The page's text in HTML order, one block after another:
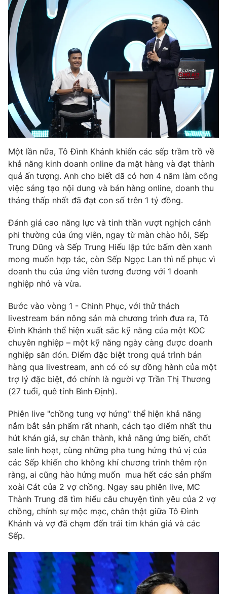
Theo dõi báo trên
Cơ quan chủ quản:
Đài Truyền hình Việt Nam
Cơ quan báo chí:
Thời báo VTV
Giấy phép hoạt động báo in và báo điện tử số 483/GP-BTTTT
cấp ngày 29/12/2023
Tổng Biên tập:Vũ Thanh Thủy
Phó Tổng Biên tập:Nguyễn Thị Mỹ Hạnh, Phạm Quốc Thắng,
Nguyễn Trọng Ninh
Tổng đài VTV:024.38 355 931 - 024.38 355 932
Email:
toasoan@vtv.vn
Liên hệ quảng cáo:024-7300.7108
® Cấm sao chép dưới mọi hình thức nếu không có sự chấp
thuận bằng văn bản. Ghi rõ nguồn VTV.vn khi phát hành lại
thông tin từ website này.
Một lần nữa, Tô Đình Khánh khiến các sếp trầm trồ về
khả năng kinh doanh online đa mặt hàng và đạt thành
quả ấn tượng. Anh cho biết đã có hơn 4 năm làm công
việc sáng tạo nội dung và bán hàng online, doanh thu
tháng thấp nhất đã đạt con số trên 1 tỷ đồng.
Đánh giá cao năng lực và tinh thần vượt nghịch cảnh
phi thường của ứng viên, ngay từ màn chào hỏi, Sếp
Trung Dũng và Sếp Trung Hiếu lập tức bấm đèn xanh
mong muốn hợp tác, còn Sếp Ngọc Lan thì nể phục vì
doanh thu của ứng viên tương đương với 1 doanh
nghiệp nhỏ và vừa.
Bước vào vòng 1 - Chinh Phục, với thử thách
livestream bán nông sản mà chương trình đưa ra, Tô
Đình Khánh thể hiện xuất sắc kỹ năng của một KOC
chuyên nghiệp – một kỹ năng ngày càng được doanh
nghiệp săn đón. Điểm đặc biệt trong quá trình bán
hàng qua livestream, anh có có sự đồng hành của một
trợ lý đặc biệt, đó chính là người vợ Trần Thị Thương
(27 tuổi, quê tỉnh Bình Định).
Phiên live "chồng tung vợ hứng" thể hiện khả năng
nắm bắt sản phẩm rất nhanh, cách tạo điểm nhất thu
hút khán giả, sự chân thành, khả năng ứng biến, chốt
sale linh hoạt, cùng những pha tung hứng thú vị của
các Sếp khiến cho không khí chương trình thêm rộn
ràng, ai cũng hào hứng muốn mua hết các sản phẩm
xoài Cát của 2 vợ chồng. Ngay sau phiên live, MC
Thành Trung đã tìm hiểu câu chuyện tình yêu của 2 vợ
chồng, chính sự mộc mạc, chân thật giữa Tô Đình
Khánh và vợ đã chạm đến trái tim khán giả và các
Sếp.